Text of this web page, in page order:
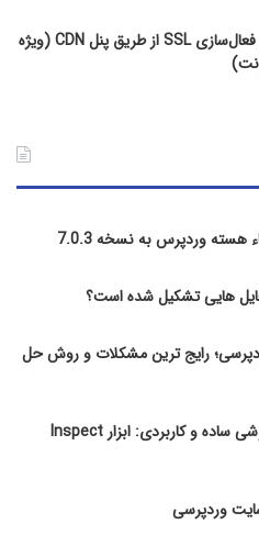
آموزش جامع فعال‌سازی SSL از طریق پنل CDN (ویژه
هسته وردپرس به نسخه 7.0.3
هایی تشکیل شده است؟
رایج‌ ترین مشکلات و روش حل
بررسی علت کندی لود سایت با روشی ساده و کاربردی: ابزار Inspect